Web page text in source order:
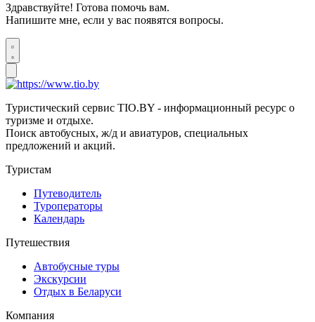
Здравствуйте! Готова помочь вам.
Напишите мне, если у вас появятся вопросы.
Туристический сервис TIO.BY - информационный ресурс о
туризме и отдыхе.
Поиск автобусных, ж/д и авиатуров, специальных
предложений и акций.
Туристам
Путеводитель
Туроператоры
Календарь
Путешествия
Автобусные туры
Экскурсии
Отдых в Беларуси
Компания